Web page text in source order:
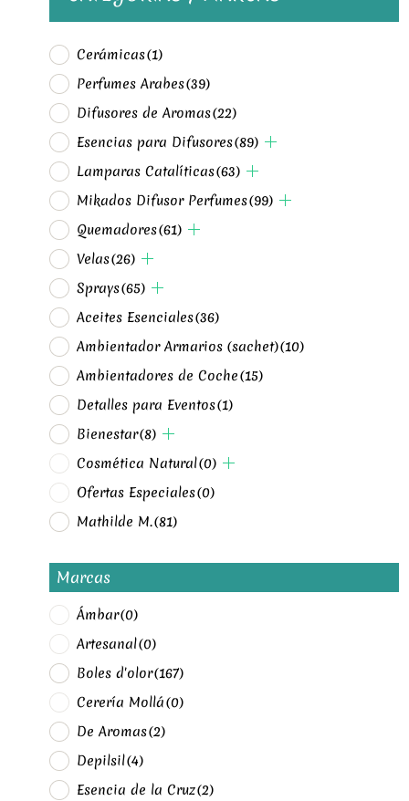
Cerámicas(1)
Perfumes Arabes(39)
Difusores de Aromas(22)
Esencias para Difusores(89)
Lamparas Catalíticas(63)
Mikados Difusor Perfumes(99)
Quemadores(61)
Velas(26)
Sprays(65)
Aceites Esenciales(36)
Ambientador Armarios (sachet)(10)
Ambientadores de Coche(15)
Detalles para Eventos(1)
Bienestar(8)
Cosmética Natural(0)
Ofertas Especiales(0)
Mathilde M.(81)
Marcas
Ámbar(0)
Artesanal(0)
Boles d'olor(167)
Cerería Mollá(0)
De Aromas(2)
Depilsil(4)
Esencia de la Cruz(2)